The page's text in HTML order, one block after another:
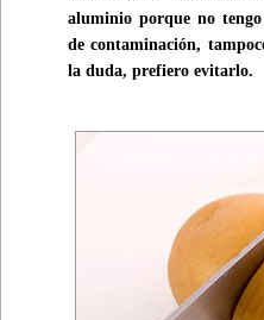
aluminio porque no
de contaminación,
la duda, prefiero evitarlo.